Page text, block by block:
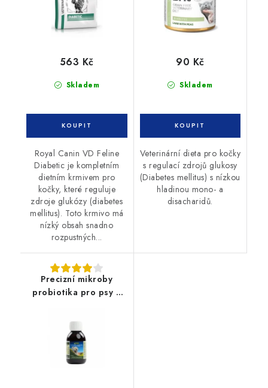
Skladem
563 Kč
Royal Canin VD Feline
Diabetic je kompletním
dietním krmivem pro
kočky, které reguluje
zdroje glukózy (diabetes
mellitus). Toto krmivo má
nízký obsah snadno
rozpustných...
Skladem
90 Kč
Veterinární dieta pro kočky
s regulací zdrojů glukosy
(Diabetes mellitus) s nízkou
hladinou mono- a
disacharidů.
Precizní mikroby
probiotika pro psy a